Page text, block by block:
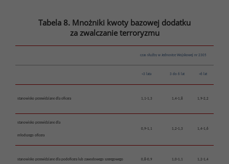
Tabela 8. Mnożniki kwoty bazowej dodatku
za zwalczanie terroryzmu
czas służby w Jednostce Wojskowej nr 2305
<3 lata 3 do 6 lat >6 lat
stanowisko przewidziane dla oficera 1,1-1,3 1,4-1,8 1,9-2,2
stanowisko przewidziane dla
młodszego oficera
0,9-1,1 1,2-1,3 1,4-1,6
stanowisko przewidziane dla podoficera lub zawodowego szeregowego 0,8-0,9 1,0-1,1 1,2-1,4